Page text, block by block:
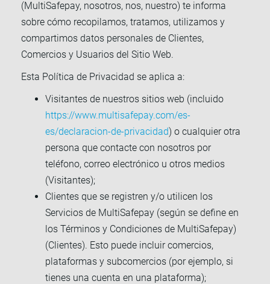
(MultiSafepay, nosotros, nos, nuestro) te informa
sobre cómo recopilamos, tratamos, utilizamos y
compartimos datos personales de Clientes,
Comercios y Usuarios del Sitio Web.
Esta Política de Privacidad se aplica a:
Visitantes de nuestros sitios web (incluido
https://www.multisafepay.com/es-
es/declaracion-de-privacidad) o cualquier otra
persona que contacte con nosotros por
teléfono, correo electrónico u otros medios
(Visitantes);
Clientes que se registren y/o utilicen los
Servicios de MultiSafepay (según se define en
los Términos y Condiciones de MultiSafepay)
(Clientes). Esto puede incluir comercios,
plataformas y subcomercios (por ejemplo, si
tienes una cuenta en una plataforma);